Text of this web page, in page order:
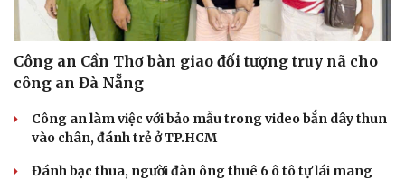
Công an Cần Thơ bàn giao đối tượng truy nã cho
công an Đà Nẵng
Công an làm việc với bảo mẫu trong video bắn dây thun
vào chân, đánh trẻ ở TP.HCM
Đánh bạc thua, người đàn ông thuê 6 ô tô tự lái mang